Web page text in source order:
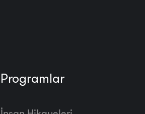
Programlar